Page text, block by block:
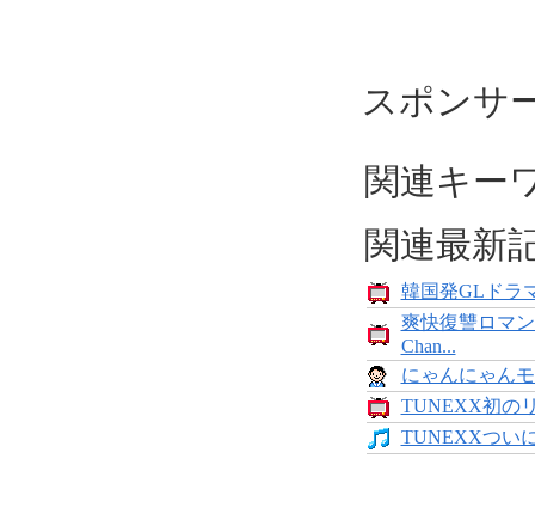
スポンサ
関連キー
関連最新
韓国発GLドラ
爽快復讐ロマ
Chan...
にゃんにゃん
TUNEXX初の
TUNEXXつい